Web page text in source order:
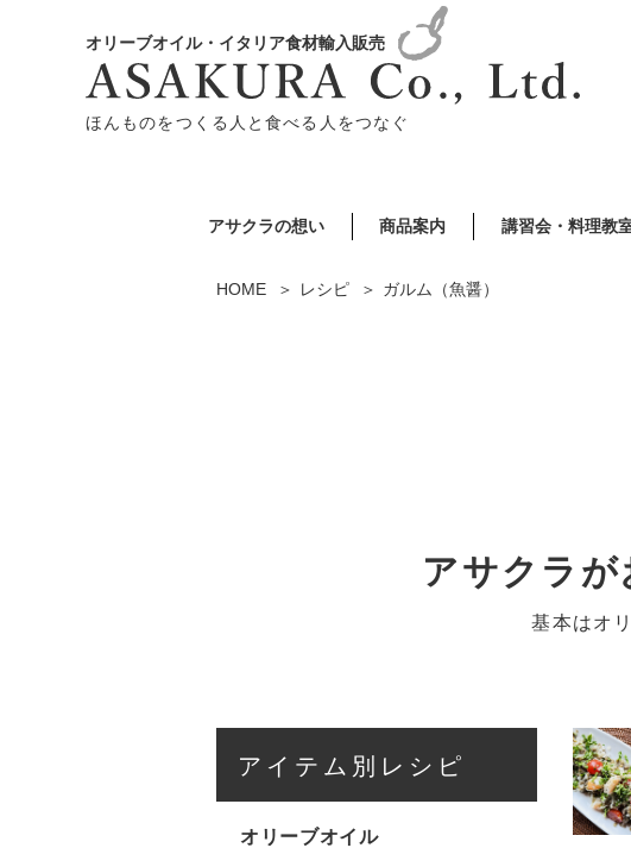
オリーブオイル・イタリア食材輸入販売
ほんものをつくる人と食べる人をつなぐ
アサクラの想い 商品案内 講習会・料理教
HOME レシピ ガルム（魚醤）
アサクラ
基本はオ
アイテム別レシピ
オリーブオイル